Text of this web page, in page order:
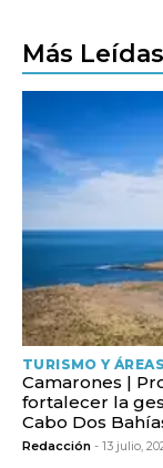
Más Leídas
TURISMO Y
Camarones |
fortalecer la
Cabo Dos
Redacción - 13 julio,